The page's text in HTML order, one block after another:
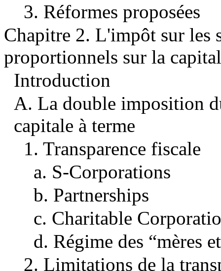
3. Réformes proposées
Chapitre 2. L'impôt sur les
proportionnels sur la
Introduction
A. La double imposition
capitale à terme
1. Transparence fiscale
a. S-Corporations
b. Partnerships
c. Charitable
d. Régime des “mères
2. Limitations de la